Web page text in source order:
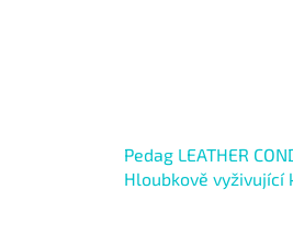
Pedag LEATHER
Hloubkově vyživující